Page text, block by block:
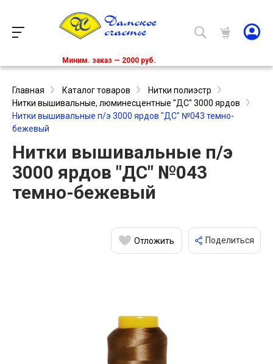
Миним. заказ — 2000 руб.
Главная Каталог товаров
Нитки полиэстр
Нитки вышивальные, люминесцентные "ДС" 3000 ярдов
Нитки вышивальные п/э 3000 ярдов "ДС" №043 темно-
бежевый
Нитки вышивальные п/э
3000 ярдов "ДС" №043
темно-бежевый
Отложить Поделиться